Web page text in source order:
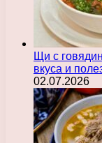
Щи с
вкуса и
02.07.2026